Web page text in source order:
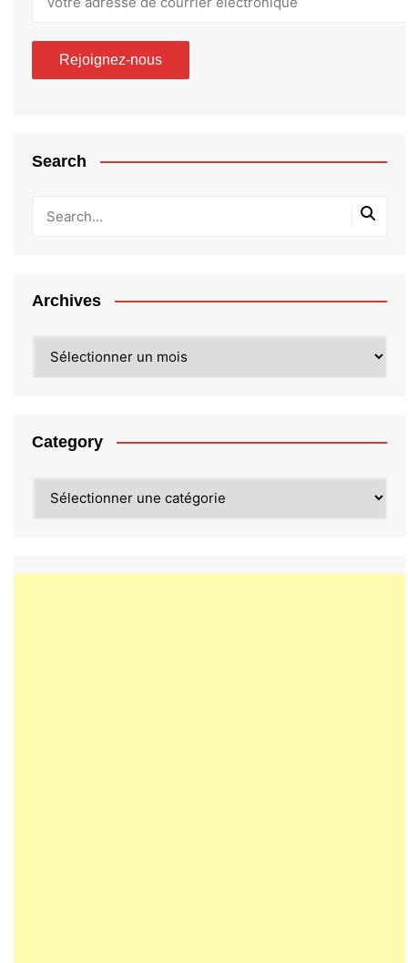
Search
Archives
Category